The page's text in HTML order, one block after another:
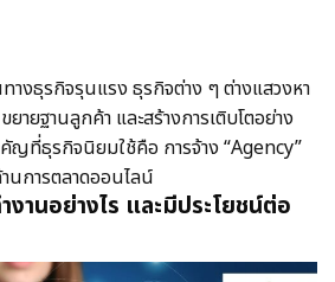
งธุรกิจรุนแรง ธุรกิจต่าง ๆ ต่างแสวงหา
ายฐานลูกค้า และสร้างการเติบโตอย่าง
ที่ธุรกิจนิยมใช้คือ การจ้าง “Agency”
นการตลาดออนไลน์
านอย่างไร และมีประโยชน์ต่อ